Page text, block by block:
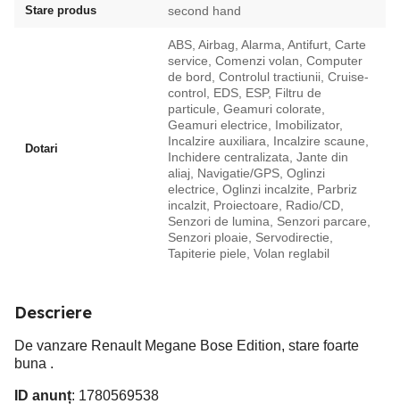
Stare produs second hand
Dotari
ABS, Airbag, Alarma, Antifurt, Carte
service, Comenzi volan, Computer
de bord, Controlul tractiunii, Cruise-
control, EDS, ESP, Filtru de
particule, Geamuri colorate,
Geamuri electrice, Imobilizator,
Incalzire auxiliara, Incalzire scaune,
Inchidere centralizata, Jante din
aliaj, Navigatie/GPS, Oglinzi
electrice, Oglinzi incalzite, Parbriz
incalzit, Proiectoare, Radio/CD,
Senzori de lumina, Senzori parcare,
Senzori ploaie, Servodirectie,
Tapiterie piele, Volan reglabil
Descriere
De vanzare Renault Megane Bose Edition, stare foarte
buna .
ID anunț: 1780569538